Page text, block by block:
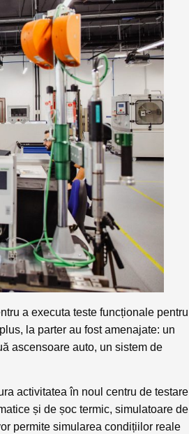
a executa teste funcționale pentru
la parter au fost amenajate: un
ascensoare auto, un sistem de
activitatea în noul centru de testare
și de șoc termic, simulatoare de
permite simularea condițiilor reale